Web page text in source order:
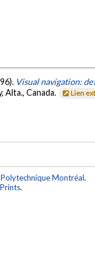
Visual navigation:
Alta., Canada.
Lien
Polytechnique Montréal.
.